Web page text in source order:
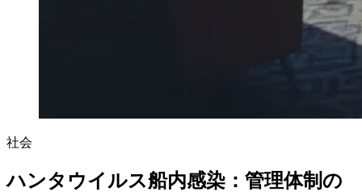
社会
ハンタウイルス船内感染：管理体制の